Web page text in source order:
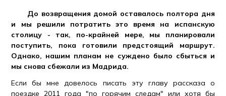
До возвращения домой оставалось полтора дня
и мы решили потратить это время на испанскую
столицу - так, по-крайней мере, мы планировали
поступить, пока готовили предстоящий маршрут.
Однако, нашим планам не суждено было сбыться и
мы снова сбежали из Мадрида.
Если бы мне довелось писать эту главу рассказа о
поездке 2011 года "по горячим следам" или хотя бы